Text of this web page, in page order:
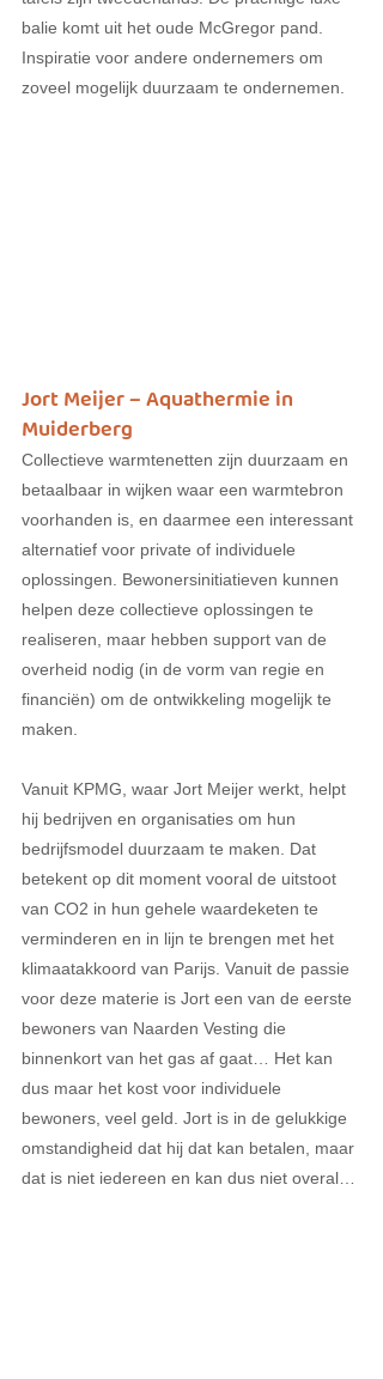
balie komt uit het oude McGregor pand.
Inspiratie voor andere ondernemers om
zoveel mogelijk duurzaam te ondernemen.
Jort Meijer – Aquathermie in
Muiderberg
Collectieve warmtenetten zijn duurzaam en
betaalbaar in wijken waar een warmtebron
voorhanden is, en daarmee een interessant
alternatief voor private of individuele
oplossingen. Bewonersinitiatieven kunnen
helpen deze collectieve oplossingen te
realiseren, maar hebben support van de
overheid nodig (in de vorm van regie en
financiën) om de ontwikkeling mogelijk te
maken.
Vanuit KPMG, waar Jort Meijer werkt, helpt
hij bedrijven en organisaties om hun
bedrijfsmodel duurzaam te maken. Dat
betekent op dit moment vooral de uitstoot
van CO2 in hun gehele waardeketen te
verminderen en in lijn te brengen met het
klimaatakkoord van Parijs. Vanuit de passie
voor deze materie is Jort een van de eerste
bewoners van Naarden Vesting die
binnenkort van het gas af gaat… Het kan
dus maar het kost voor individuele
bewoners, veel geld. Jort is in de gelukkige
omstandigheid dat hij dat kan betalen, maar
dat is niet iedereen en kan dus niet overal…